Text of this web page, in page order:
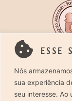
ESSE
Nós
sua experiência
seu interesse. Ao
Rua Costa
SP. CEP